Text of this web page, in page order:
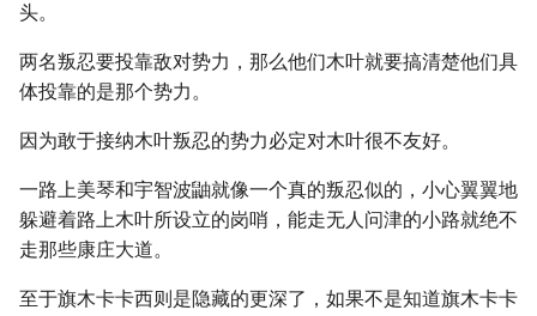
头。
两名叛忍要投靠敌对势力，那么他们木叶就要搞清楚他们具
体投靠的是那个势力。
因为敢于接纳木叶叛忍的势力必定对木叶很不友好。
一路上美琴和宇智波鼬就像一个真的叛忍似的，小心翼翼地
躲避着路上木叶所设立的岗哨，能走无人问津的小路就绝不
走那些康庄大道。
至于旗木卡卡西则是隐藏的更深了，如果不是知道旗木卡卡